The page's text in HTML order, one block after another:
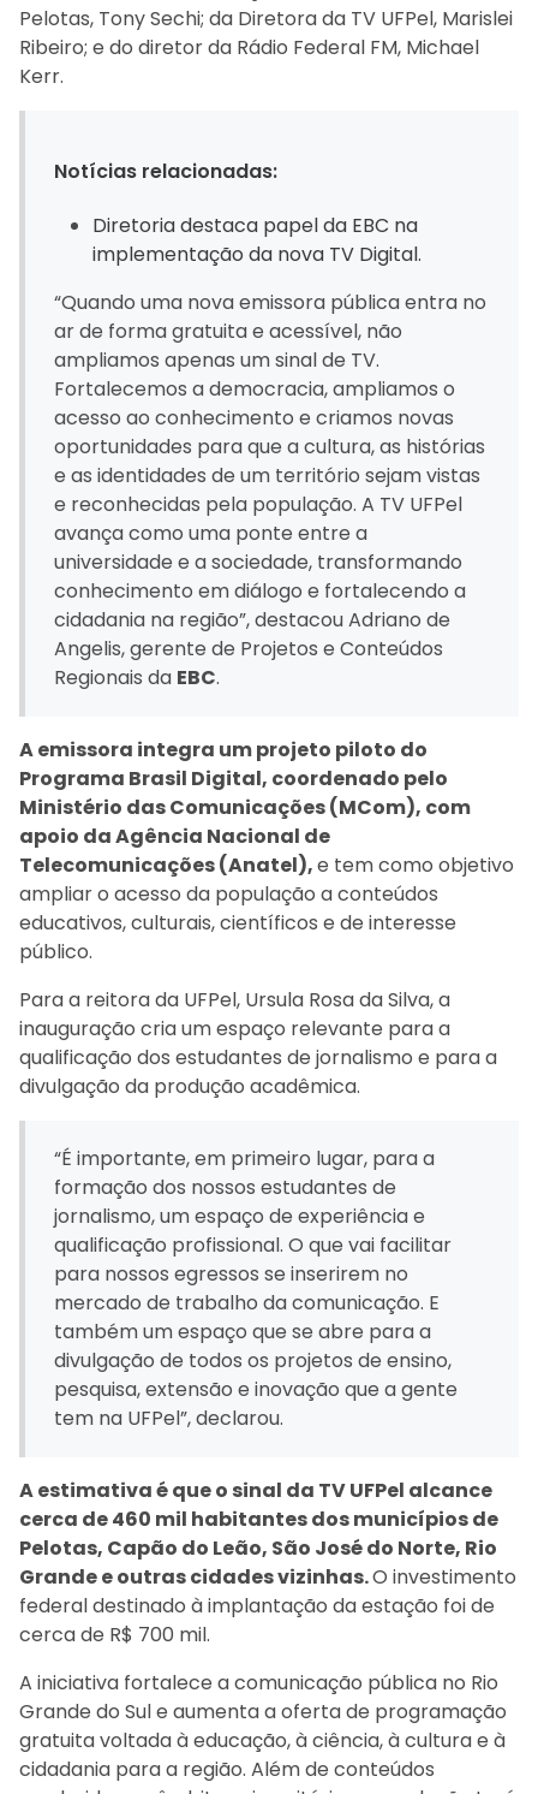
Pelotas, Tony Sechi; da Diretora da TV UFPel, Marislei
Ribeiro; e do diretor da Rádio Federal FM, Michael
Kerr.
Notícias relacionadas:
Diretoria destaca papel da EBC na
implementação da nova TV Digital.
“Quando uma nova emissora pública entra no
ar de forma gratuita e acessível, não
ampliamos apenas um sinal de TV.
Fortalecemos a democracia, ampliamos o
acesso ao conhecimento e criamos novas
oportunidades para que a cultura, as histórias
e as identidades de um território sejam vistas
e reconhecidas pela população. A TV UFPel
avança como uma ponte entre a
universidade e a sociedade, transformando
conhecimento em diálogo e fortalecendo a
cidadania na região”, destacou Adriano de
Angelis, gerente de Projetos e Conteúdos
Regionais da EBC.
A emissora integra um projeto piloto do
Programa Brasil Digital, coordenado pelo
Ministério das Comunicações (MCom), com
apoio da Agência Nacional de
Telecomunicações (Anatel),e tem como objetivo
ampliar o acesso da população a conteúdos
educativos, culturais, científicos e de interesse
público.
Para a reitora da UFPel, Ursula Rosa da Silva, a
inauguração cria um espaço relevante para a
qualificação dos estudantes de jornalismo e para a
divulgação da produção acadêmica.
“É importante, em primeiro lugar, para a
formação dos nossos estudantes de
jornalismo, um espaço de experiência e
qualificação profissional. O que vai facilitar
para nossos egressos se inserirem no
mercado de trabalho da comunicação. E
também um espaço que se abre para a
divulgação de todos os projetos de ensino,
pesquisa, extensão e inovação que a gente
tem na UFPel”, declarou.
A estimativa é que o sinal da TV UFPel alcance
cerca de 460 mil habitantes dos municípios de
Pelotas, Capão do Leão, São José do Norte, Rio
Grande e outras cidades vizinhas.O investimento
federal destinado à implantação da estação foi de
cerca de R$ 700 mil.
A iniciativa fortalece a comunicação pública no Rio
Grande do Sul e aumenta a oferta de programação
gratuita voltada à educação, à ciência, à cultura e à
cidadania para a região. Além de conteúdos